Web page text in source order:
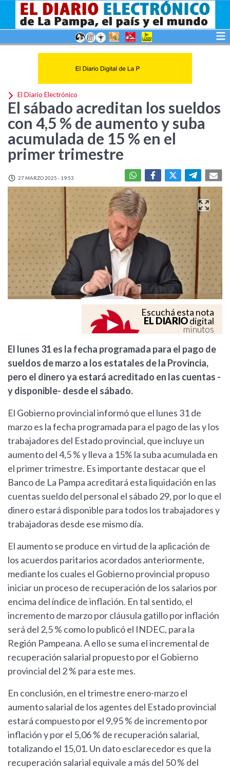
El Diario Electrónico
El sábado acreditan los sueldos
con 4,5 % de aumento y suba
acumulada de 15 % en el
primer trimestre
27 MARZO 2025 - 19:53
Escuchá esta nota
EL DIARIOdigital
minutos
El lunes 31 es la fecha programada para el pago de
sueldos de marzo a los estatales de la Provincia,
pero el dinero ya estará acreditado en las cuentas -
y disponible- desde el sábado.
El Gobierno provincial informó que el lunes 31 de
marzo es la fecha programada para el pago de las y los
trabajadores del Estado provincial, que incluye un
aumento del 4,5 % y lleva a 15% la suba acumulada en
el primer trimestre. Es importante destacar que el
Banco de La Pampa acreditará esta liquidación en las
cuentas sueldo del personal el sábado 29, por lo que el
dinero estará disponible para todos los trabajadores y
trabajadoras desde ese mismo día.
El aumento se produce en virtud de la aplicación de
los acuerdos paritarios acordados anteriormente,
mediante los cuales el Gobierno provincial propuso
iniciar un proceso de recuperación de los salarios por
encima del índice de inflación. En tal sentido, el
incremento de marzo por cláusula gatillo por inflación
será del 2,5 % como lo publicó el INDEC, para la
Región Pampeana. A ello se suma el incremental de
recuperación salarial propuesto por el Gobierno
provincial del 2 % para este mes.
En conclusión, en el trimestre enero-marzo el
aumento salarial de los agentes del Estado provincial
estará compuesto por el 9,95 % de incremento por
inflación y por el 5,06 % de recuperación salarial,
totalizando el 15,01. Un dato esclarecedor es que la
recuperación salarial equivale a más del 50 % del